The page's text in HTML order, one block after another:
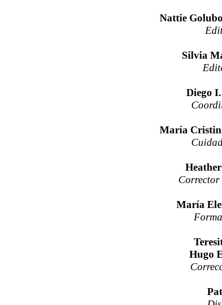
Nattie
Silvia
Diego
María
Corrector
María
Hugo